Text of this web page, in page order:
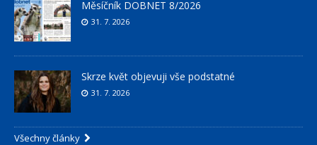
Měsíčník DOBNET 8/2026
31. 7. 2026
Skrze květ objevuji vše podstatné
31. 7. 2026
Všechny články